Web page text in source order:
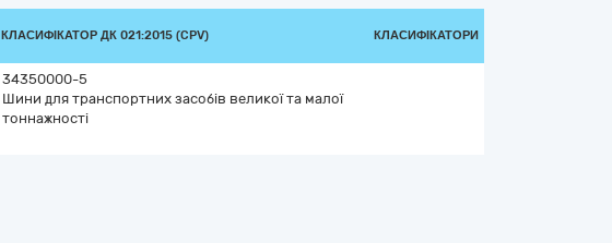
КЛАСИФІКАТОР ДК 021:2015 (CPV) КЛАСИФІКАТОРИ
34350000-5
Шини для транспортних засобів великої та малої
тоннажності